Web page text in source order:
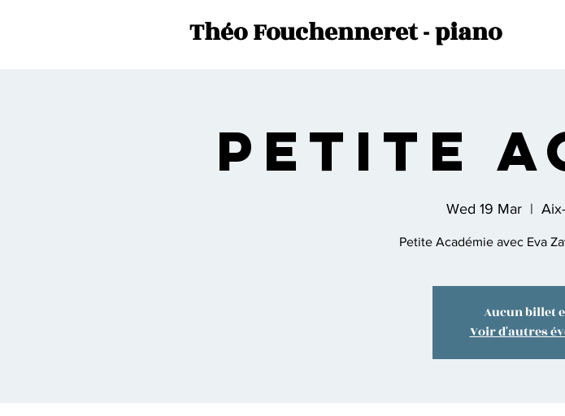
Théo Fouchenneret - piano
Petite
Wed 19 Mar
  |
Petite Académie avec Eva
Aucun billet
Voir d'autres